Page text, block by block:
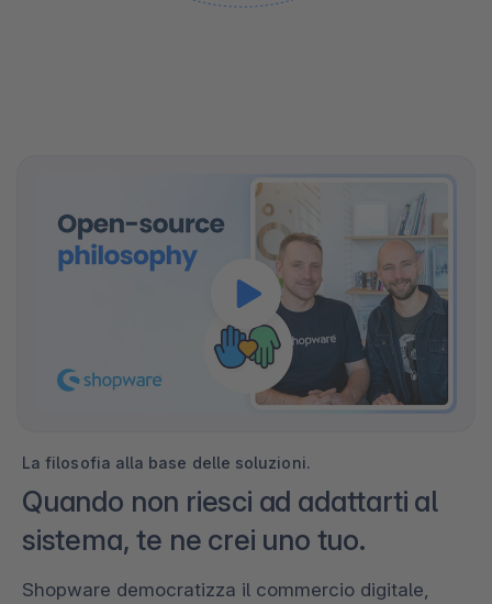
La filosofia alla base delle soluzioni.
Quando non riesci ad adattarti al
sistema, te ne crei uno tuo.
Shopware democratizza il commercio digitale,